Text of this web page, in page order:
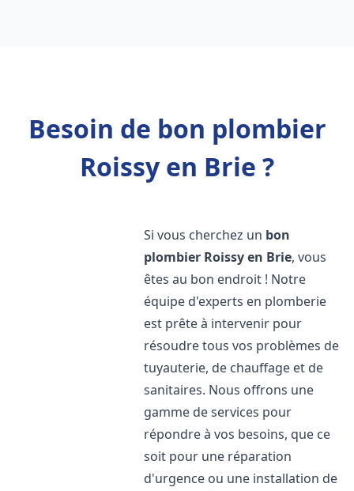
Besoin de bon plombier
Roissy en Brie ?
Si vous cherchez un bon
plombier Roissy en Brie, vous
êtes au bon endroit ! Notre
équipe d'experts en plomberie
est prête à intervenir pour
résoudre tous vos problèmes de
tuyauterie, de chauffage et de
sanitaires. Nous offrons une
gamme de services pour
répondre à vos besoins, que ce
soit pour une réparation
d'urgence ou une installation de